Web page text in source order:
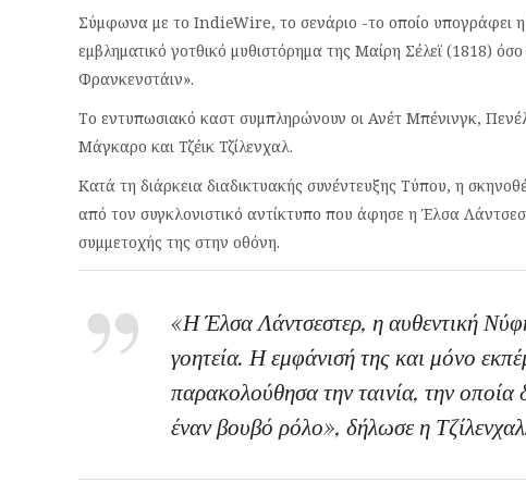
Σύμφωνα με το IndieWire, το σενάριο -το οποίο υπογράφει η
εμβληματικό γοτθικό μυθιστόρημα της Μαίρη Σέλεϊ (1818)
Φρανκενστάιν».
Το εντυπωσιακό καστ συμπληρώνουν οι Ανέτ Μπένινγκ,
Μάγκαρο και Τζέικ Τζίλενχαλ.
Κατά τη διάρκεια διαδικτυακής συνέντευξης Τύπου, η
από τον συγκλονιστικό αντίκτυπο που άφησε η Έλσα
συμμετοχής της στην οθόνη.
«Η Έλσα Λάντσεστερ, η αυθεντική
γοητεία. Η εμφάνισή της και μόνο
παρακολούθησα την ταινία, την οποία
έναν βουβό ρόλο», δήλωσε η